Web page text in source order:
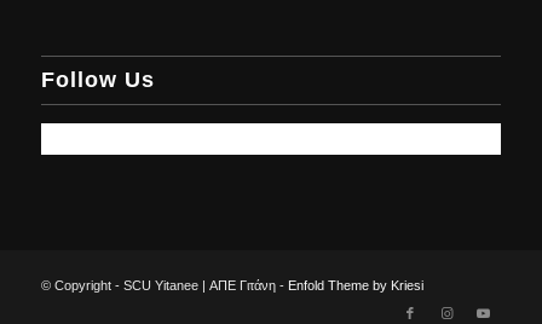
Follow Us
© Copyright - SCU Yitanee | ΑΠΕ Γιτάνη - Enfold Theme by Kriesi